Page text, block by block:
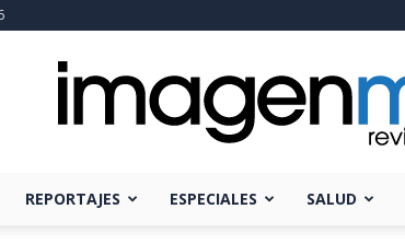
REPORTAJES ESPECIALES SALUD